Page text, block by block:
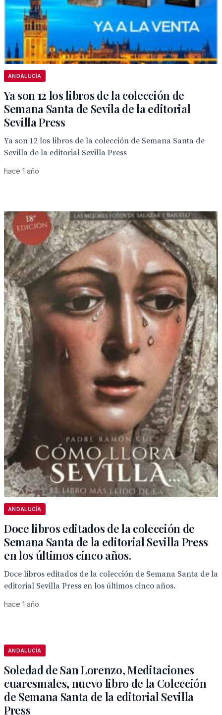
ANDALUCÍA
Ya son 12 los libros de la colección de
Semana Santa de Sevila de la editorial
Sevilla Press
Ya son 12 los libros de la colección de Semana Santa de
Sevilla de la editorial Sevilla Press
hace 1 año
ANDALUCÍA
Doce libros editados de la colección de
Semana Santa de la editorial Sevilla Press
en los últimos cinco años.
Doce libros editados de la colección de Semana Santa de la
editorial Sevilla Press en los últimos cinco años.
hace 1 año
ANDALUCÍA
Soledad de San Lorenzo, Meditaciones
cuaresmales, nuevo libro de la Colección
de Semana Santa de la editorial Sevilla
Press